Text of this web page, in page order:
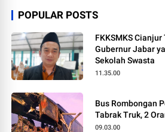
POPULAR POSTS
FKKSMKS
Gubernur Jabar
Sekolah Swasta
11.35.00
Bus Rombongan
Tabrak Truk, 2
09.03.00